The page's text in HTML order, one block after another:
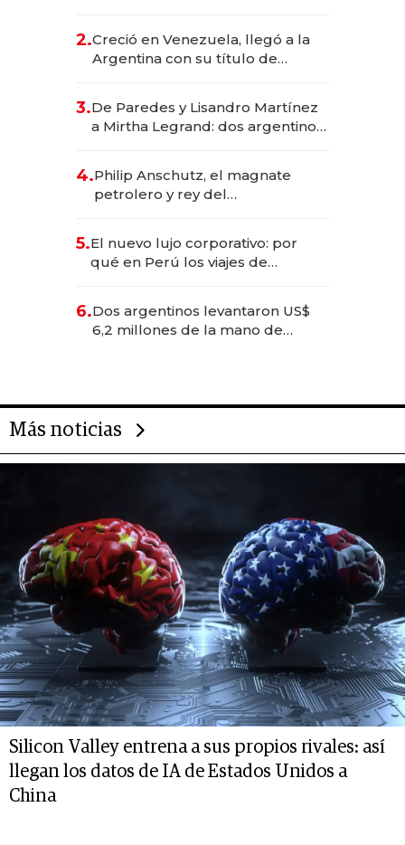
2.Creció en Venezuela, llegó a la
Argentina con su título de
las marcas "fast premium"
3.De Paredes y Lisandro Martínez
a Mirtha Legrand: dos argentinos
4.Philip Anschutz, el magnate
petrolero y rey del
Fénix
5.El nuevo lujo corporativo: por
qué en Perú los viajes de
para convertirse en experiencias
transformadoras
6.Dos argentinos levantaron US$
6,2 millones de la mano de
Más noticias
Silicon Valley entrena a sus propios rivales: así
llegan los datos de IA de Estados Unidos a
China